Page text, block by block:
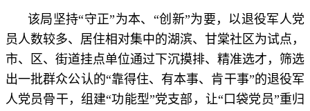
该局坚持“守正”为本、“创新”为要，以退役军人党
员人数较多、居住相对集中的湖滨、甘棠社区为试点，
市、区、街道挂点单位通过下沉摸排、精准选才，筛选
出一批群众公认的“靠得住、有本事、肯干事”的退役军
人党员骨干，组建“功能型”党支部，让“口袋党员”重归